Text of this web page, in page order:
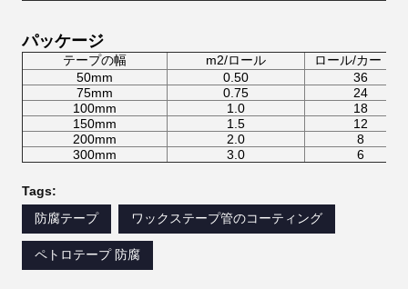
パッケージ
テープの幅 m2/ロール
ロール/カートン
50mm
0.50
36
75mm
0.75
24
100mm
1.0
18
150mm
1.5
12
200mm
2.0
8
300mm
3.0 6
Tags:
防腐テープ
ワックステープ管のコーティング
ペトロテープ 防腐